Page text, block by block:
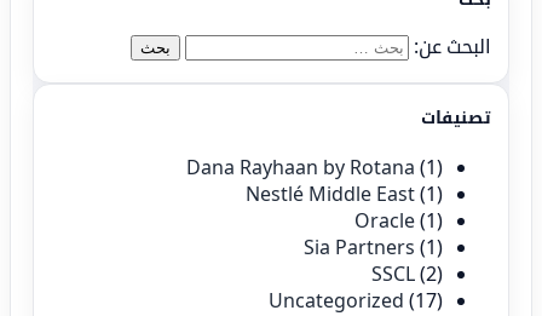
البحث عن:
تصنيفات
Dana Rayhaan by Rotana (1)
Nestlé Middle East(1)
Oracle(1)
Sia Partners (1)
SSCL(2)
Uncategorized (17)